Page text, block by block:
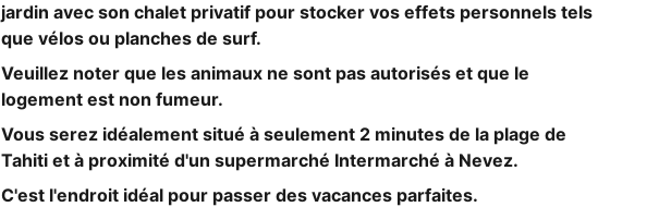
jardin avec son chalet privatif pour stocker vos effets personnels tels
que vélos ou planches de surf.
Veuillez noter que les animaux ne sont pas autorisés et que le
logement est non fumeur.
Vous serez idéalement situé à seulement 2 minutes de la plage de
Tahiti et à proximité d'un supermarché Intermarché à Nevez.
C'est l'endroit idéal pour passer des vacances parfaites.